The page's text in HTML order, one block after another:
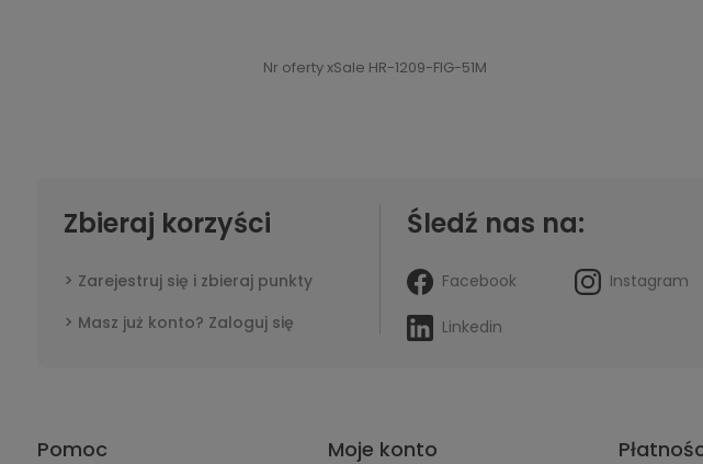
Nr oferty xSale HR-1209-FIG-51M
Zbieraj korzyści
Zarejestruj się i zbieraj punkty
Masz już konto? Zaloguj się
Śledź nas na:
Facebook Instagram
Linkedin
Pomoc Moje konto